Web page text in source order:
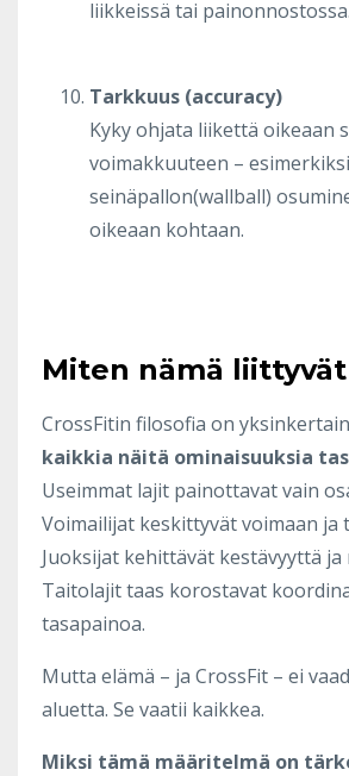
liikkeissä tai painonnostossa.
Tarkkuus (accuracy)
Kyky ohjata liikettä oikeaan
voimakkuuteen – esimerkiksi
seinäpallon(wallball)
oikeaan kohtaan.
Miten nämä
CrossFitin filosofia on
kaikkia näitä ominaisuuksia
Useimmat lajit painottavat vain
Voimailijat keskittyvät voimaan ja
Juoksijat kehittävät kestävyyttä ja
Taitolajit taas korostavat
tasapainoa.
Mutta elämä – ja CrossFit – ei
aluetta. Se vaatii kaikkea.
Miksi tämä määritelmä on